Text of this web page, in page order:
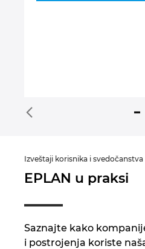
Izveštaji korisnika i
EPLAN u praksi
Saznajte kako
i postrojenja koriste